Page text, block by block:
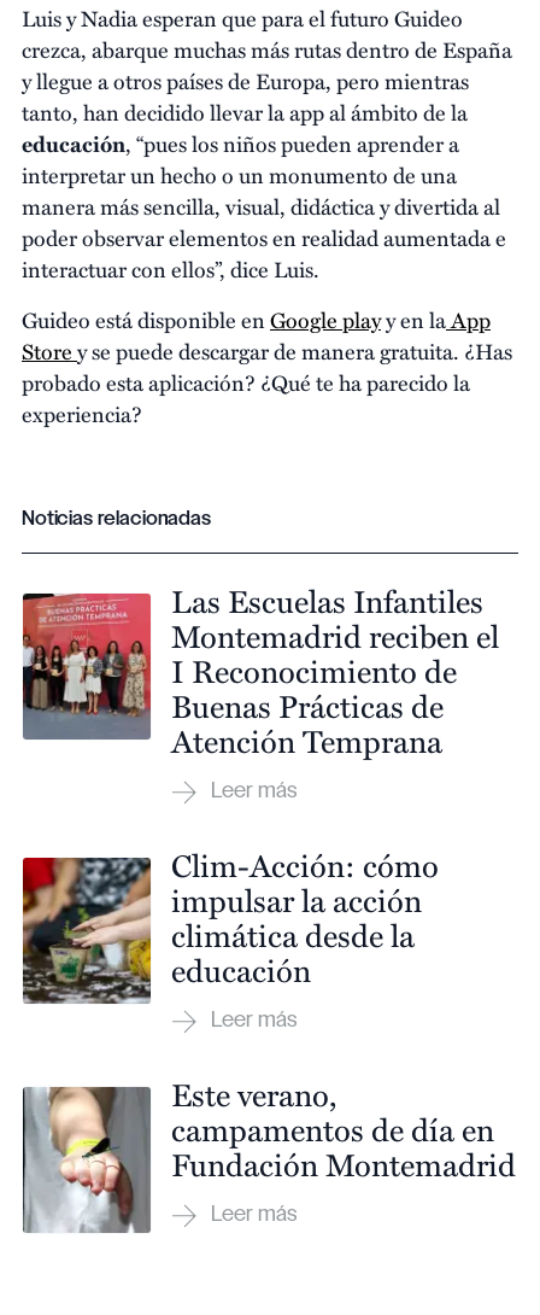
Luis y Nadia esperan que para el futuro Guideo
crezca, abarque muchas más rutas dentro de España
y llegue a otros países de Europa, pero mientras
tanto, han decidido llevar la app al ámbito de la
educación, “pues los niños pueden aprender a
interpretar un hecho o un monumento de una
manera más sencilla, visual, didáctica y divertida al
poder observar elementos en realidad aumentada e
interactuar con ellos”, dice Luis.
Guideo está disponible enGoogle playy en laApp
Storey se puede descargar de manera gratuita. ¿Has
probado esta aplicación? ¿Qué te ha parecido la
experiencia?
Noticias relacionadas
Las Escuelas Infantiles
Montemadrid reciben el
I Reconocimiento de
Buenas Prácticas de
Atención Temprana
Clim-Acción: cómo
impulsar la acción
climática desde la
educación
Este verano,
campamentos de día en
Fundación Montemadrid